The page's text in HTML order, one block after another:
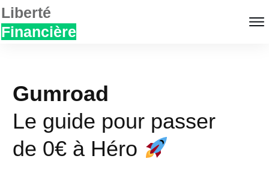
Liberté
Financière
Gumroad
Le guide pour passer
de 0€ à Héro